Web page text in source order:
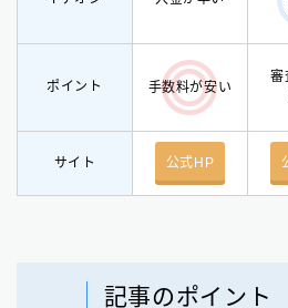
ポイント 手数料が安い
審
サイト 公式HP
記事のポイント